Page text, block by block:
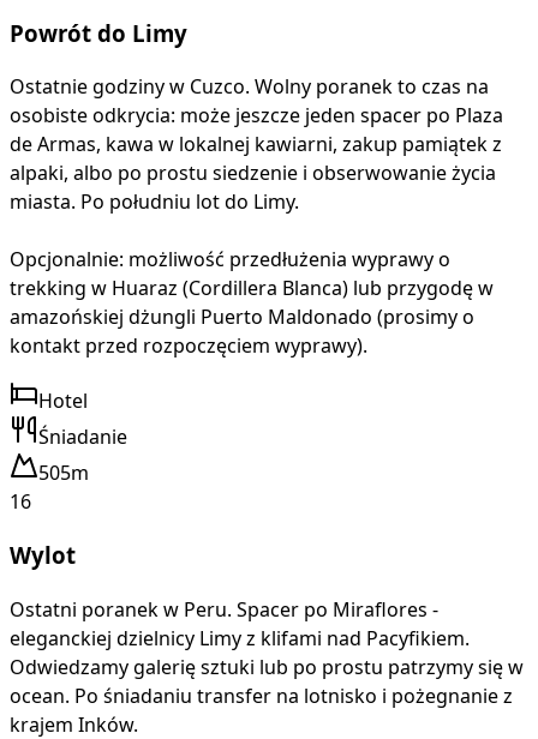
Powrót do Limy
Ostatnie godziny w Cuzco. Wolny poranek to czas na
osobiste odkrycia: może jeszcze jeden spacer po Plaza
de Armas, kawa w lokalnej kawiarni, zakup pamiątek z
alpaki, albo po prostu siedzenie i obserwowanie życia
miasta. Po południu lot do Limy.
Opcjonalnie: możliwość przedłużenia wyprawy o
trekking w Huaraz (Cordillera Blanca) lub przygodę w
amazońskiej dżungli Puerto Maldonado (prosimy o
kontakt przed rozpoczęciem wyprawy).
Hotel
Śniadanie
505m
16
Wylot
Ostatni poranek w Peru. Spacer po Miraflores -
eleganckiej dzielnicy Limy z klifami nad Pacyfikiem.
Odwiedzamy galerię sztuki lub po prostu patrzymy się w
ocean. Po śniadaniu transfer na lotnisko i pożegnanie z
krajem Inków.